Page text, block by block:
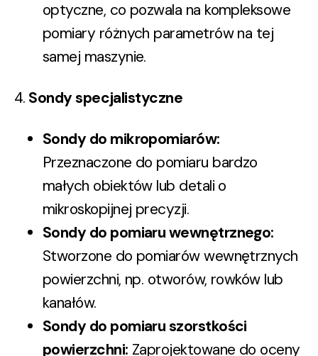
optyczne, co pozwala na kompleksowe
pomiary różnych parametrów na tej
samej maszynie.
4. Sondy specjalistyczne
Sondy do mikropomiarów:
Przeznaczone do pomiaru bardzo
małych obiektów lub detali o
mikroskopijnej precyzji.
Sondy do pomiaru wewnętrznego:
Stworzone do pomiarów wewnętrznych
powierzchni, np. otworów, rowków lub
kanałów.
Sondy do pomiaru szorstkości
powierzchni: Zaprojektowane do oceny